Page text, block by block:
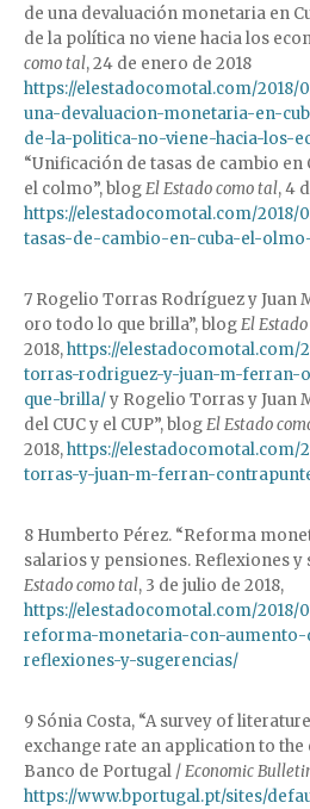
de una devaluación monetaria en
de la política no viene hacia los
como tal, 24 de enero de 2018
https://elestadocomotal.com/2018/
una-devaluacion-monetaria-en-
de-la-politica-no-viene-hacia-los-
“Unificación de tasas de cambio en
el colmo”, blogEl Estado como tal, 4
https://elestadocomotal.com/2018/
tasas-de-cambio-en-cuba-el-
7 Rogelio Torras Rodríguez y Juan
oro todo lo que brilla”, blogEl
2018,https://elestadocomotal.com/
torras-rodriguez-y-juan-m-
que-brilla/y Rogelio Torras y Juan
del CUC y el CUP”, blogEl Estado
2018,https://elestadocomotal.com/
torras-y-juan-m-ferran-
8 Humberto Pérez. “Reforma
salarios y pensiones. Reflexiones y
Estado como tal, 3 de julio de 2018,
https://elestadocomotal.com/2018/
reforma-monetaria-con-aumento-
reflexiones-y-sugerencias/
9 Sónia Costa, “A survey of
exchange rate an application to the
Banco de Portugal /Economic
https://www.bportugal.pt/sites/